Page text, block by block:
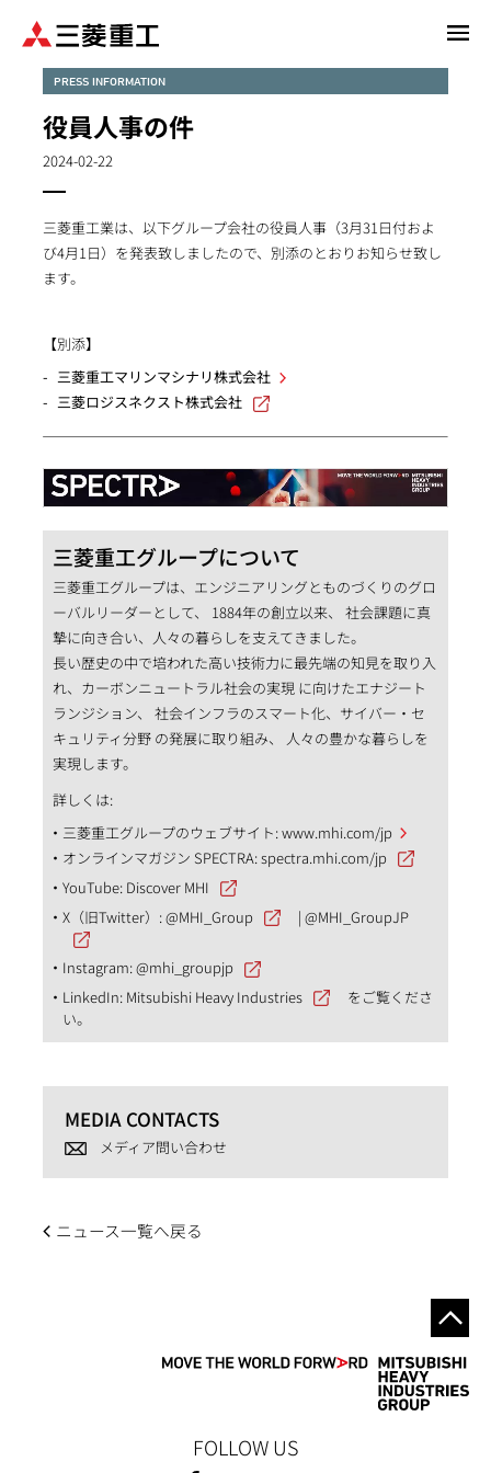
PRESS INFORMATION
役員人事の件
2024-02-22
三菱重工業は、以下グループ会社の役員人事（3月31日付およ
び4月1日）を発表致しましたので、別添のとおりお知らせ致し
ます。
【別添】
三菱重工マリンマシナリ株式会社
三菱ロジスネクスト株式会社
三菱重工グループについて
三菱重工グループは、エンジニアリングとものづくりのグロ
ーバルリーダーとして、 1884年の創立以来、 社会課題に真
摯に向き合い、人々の暮らしを支えてきました。
長い歴史の中で培われた高い技術力に最先端の知見を取り入
れ、カーボンニュートラル社会の実現 に向けたエナジート
ランジション、 社会インフラのスマート化、サイバー・セ
キュリティ分野 の発展に取り組み、 人々の豊かな暮らしを
実現します。
詳しくは:
三菱重工グループのウェブサイト:www.mhi.com/jp
オンラインマガジン SPECTRA:spectra.mhi.com/jp
YouTube: Discover MHI
X（旧Twitter）:@MHI_Group |@MHI_GroupJP
Instagram:@mhi_groupjp
LinkedIn: Mitsubishi Heavy Industries
をご覧くださ
い。
MEDIA CONTACTS
メディア問い合わせ
ニュース一覧へ戻る
FOLLOW US